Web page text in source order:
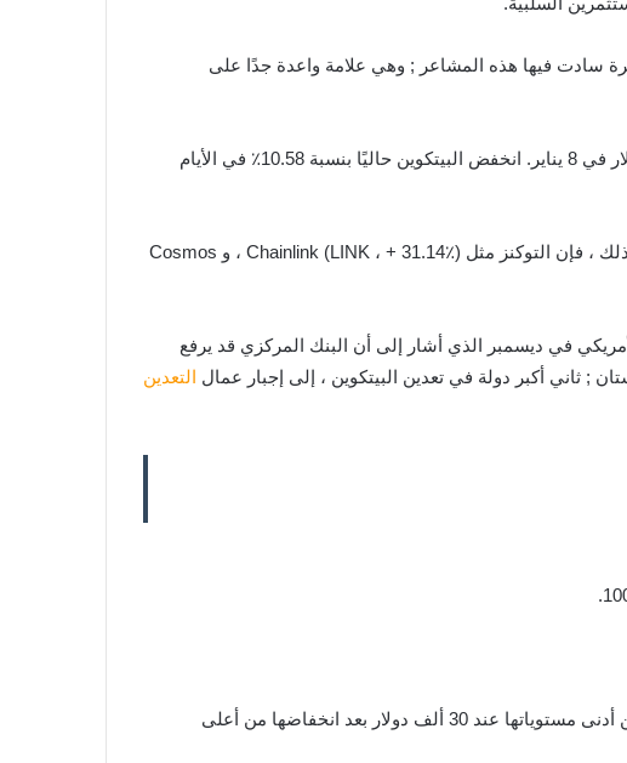
سادت فيها هذه المشاعر ; وهي علامة واعدة جدًا على
إلى أدنى مستوياتها عند 40,505 دولار في 8 يناير. انخفض البيتكوين حاليًا بنسبة 10.58٪ في الأيام
انخفضت أيضًا غالبية عملات الـ altcoin في الأيام السبعة الماضية ; مع تسجيل العديد من الخسائر بين 10٪ و 30٪. ومع ذلك ، فإن التوكنز مثل Chainlink (LINK ، + 31.14٪) ، و Cosmos
الأمريكي في ديسمبر الذي أشار إلى أن البنك المركزي قد يرفع
ثاني أكبر دولة في تعدين البيتكوين ، إلى إجبار عمال التعدين
وفقًا لـ Santiment ، كانت آخر مرة سادت فيها المشاعر الهبوطية في منتصف مايو 2021 عندما لامست عملة البيتكوين أدنى مستوياتها عند 30 ألف دولار بعد انخفاضها من أعلى